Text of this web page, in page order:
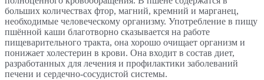
больших количествах фтор, магний, кремний и марганец,
необходимые человеческому организму. Употребление в пищу
пшённой каши благотворно сказывается на работе
пищеварительного тракта, она хорошо очищает организм и
понижает холестерин в крови. Она входит в состав диет,
разработанных для лечения и профилактики заболеваний
печени и сердечно-сосудистой системы.